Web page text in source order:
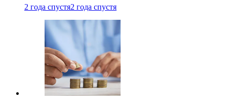
2 года спустя2 года спустя